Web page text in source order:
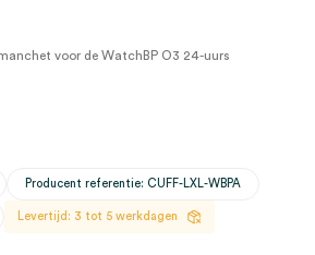
voor de WatchBP O3 24-uurs
Producent referentie: CUFF-LXL-WBPA
Levertijd: 3 tot 5 werkdagen